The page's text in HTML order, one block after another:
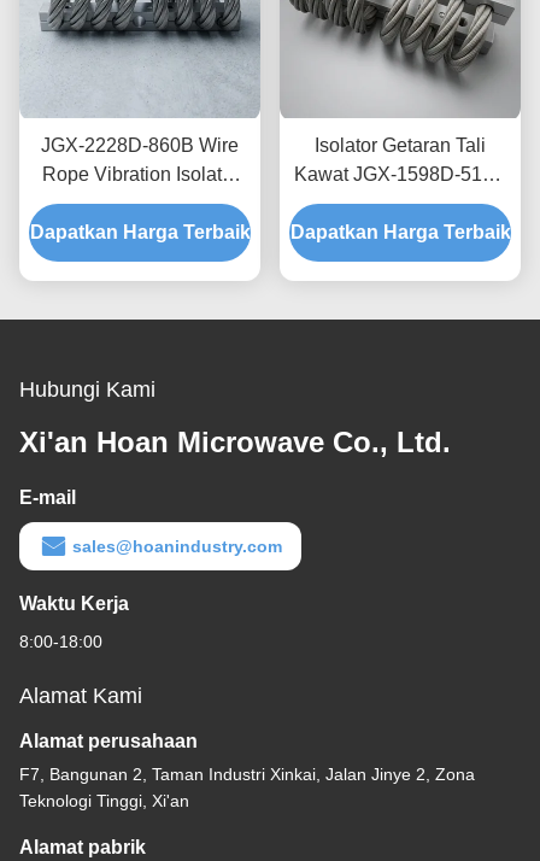
JGX-2228D-860B Wire
Rope Vibration Isolator
Rapid Prototyping Quick
Assembly Disesuaikan
Shock Mount
Dapatkan Harga Terbaik
Isolator Getaran Tali
Kawat JGX-1598D-515B
Menyediakan Kapasitas
Beban Terukur dan
Isolasi Kebisingan yang
Dapatkan Harga Terbaik
Hubungi Kami
Xi'an Hoan Microwave Co., Ltd.
E-mail
sales@hoanindustry.com
Waktu Kerja
8:00-18:00
Alamat Kami
Alamat perusahaan
F7, Bangunan 2, Taman Industri Xinkai, Jalan Jinye 2, Zona
Teknologi Tinggi, Xi'an
Alamat pabrik